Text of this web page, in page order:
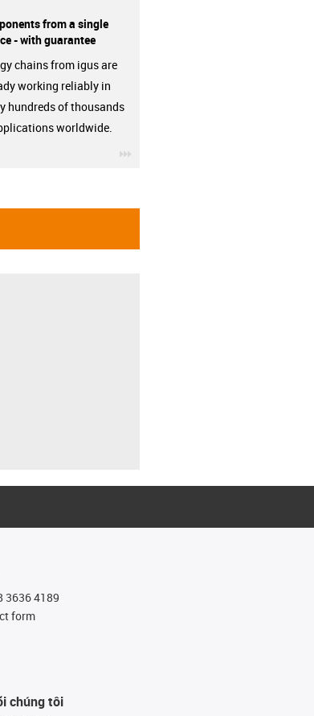
from a single
- with guarantee
chains from igus are
working reliably in
hundreds of thousands
worldwide.
3636 4189
form
chúng tôi